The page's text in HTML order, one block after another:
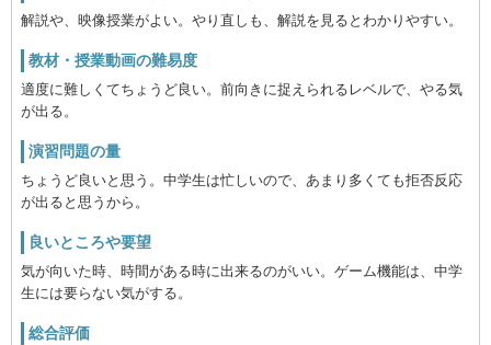
解説や、映像授業がよい。やり直しも、解説を見るとわかりやすい。
教材・授業動画の難易度
適度に難しくてちょうど良い。前向きに捉えられるレベルで、やる気
が出る。
演習問題の量
ちょうど良いと思う。中学生は忙しいので、あまり多くても拒否反応
が出ると思うから。
良いところや要望
気が向いた時、時間がある時に出来るのがいい。ゲーム機能は、中学
生には要らない気がする。
総合評価